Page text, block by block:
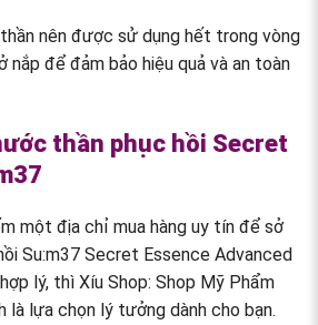
nên được sử dụng hết trong vòng
nắp để đảm bảo hiệu quả và an toàn
thần phục hồi Secret
một địa chỉ mua hàng uy tín để sở
Su:m37 Secret Essence Advanced
lý, thì Xíu Shop: Shop Mỹ Phẩm
là lựa chọn lý tưởng dành cho bạn.